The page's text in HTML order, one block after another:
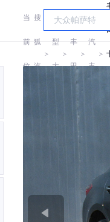
当
前
位
搜
狐
汽
＞
车
型
大
＞
丰
田
＞
一
汽
丰
＞